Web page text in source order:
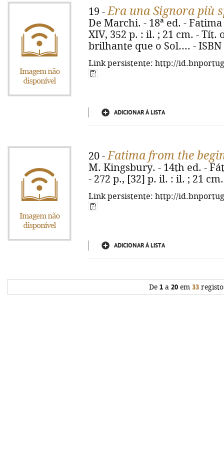
19 -Era una Signora più
De Marchi. - 18ª ed. -
XIV, 352 p. : il. ; 21 cm. -
brilhante que o Sol.... - ISBN
Link persistente: http://
ADICIONAR À LISTA
20 -Fatima from the
M. Kingsbury. - 14th ed. -
- 272 p., [32] p. il. : il. ; 21
Link persistente: http://
ADICIONAR À LISTA
De 1a 20em 33